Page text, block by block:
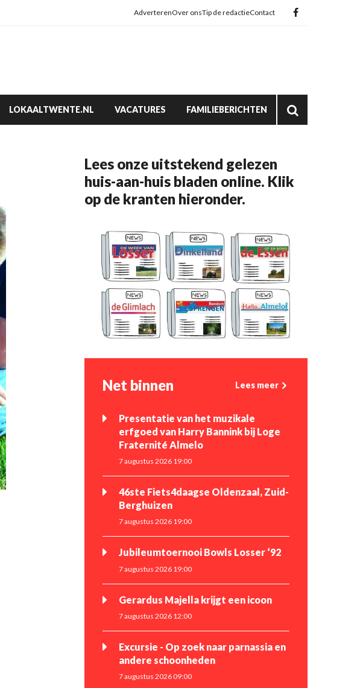
AdverterenOver onsTip de redactieContact
LOKAALTWENTE.NL VACATURES FAMILIEBERICHTEN
Lees onze uitstekend gelezen
huis-aan-huis bladen online. Klik
op de kranten hieronder.
Net binnen Lees meer
Presentatie van het muzikale
erfgoed van Harry Bannink bij Loge
Fraternité Almelo
7 augustus 2026 19:00
46ste Fiets4daagse Oldenzaal, Zuid-
Berghuizen
7 augustus 2026 19:00
Jubileumtoernooi Bowls Losser ‘92
7 augustus 2026 19:00
Gerardus Majella krijgt een icoon
7 augustus 2026 12:00
Excursie - Op zoek naar parnassia en
andere schoonheden
7 augustus 2026 09:00